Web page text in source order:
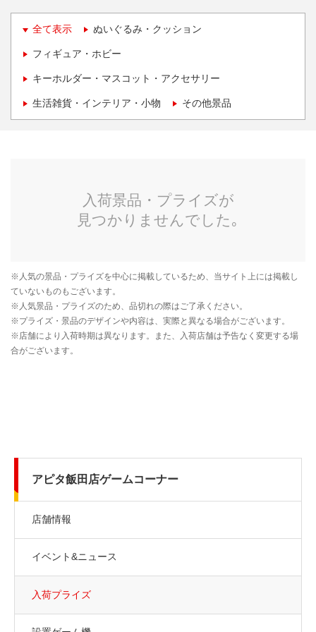
全て表示 ぬいぐるみ・クッション
フィギュア・ホビー
キーホルダー・マスコット・アクセサリー
生活雑貨・インテリア・小物 その他景品
アピタ飯田店ゲームコーナー
店舗情報
イベント&ニュース
入荷プライズ